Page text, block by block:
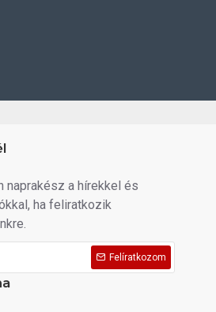
naprakész a hírekkel és
ha feliratkozik
Felíratkozom